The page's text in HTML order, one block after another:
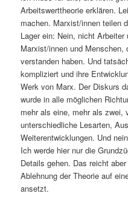
Arbeitswerttheorie erklären.
machen. Marxist/innen teilen
Lager ein: Nein, nicht
Marxist/innen und
verstanden haben. Und
kompliziert und ihre
Werk von Marx. Der Diskurs
wurde in alle möglichen
mehr als eine, mehr als zwei,
unterschiedliche Lesarten,
Weiterentwicklungen. Und
Ich werde hier nur die
Details gehen. Das reicht
Ablehnung der Theorie auf
ansetzt.